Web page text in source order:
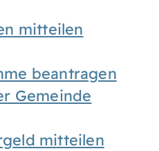
mitteilen
beantragen
Gemeinde
mitteilen